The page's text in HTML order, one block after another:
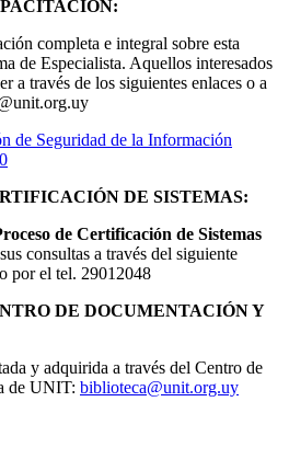
completa e integral sobre esta
de Especialista. Aquellos interesados
a través de los siguientes enlaces o a
de Seguridad de la Información
DE SISTEMAS:
de Certificación de Sistemas
consultas a través del siguiente
o por el tel. 29012048
DE DOCUMENTACIÓN Y
y adquirida a través del Centro de
de UNIT: biblioteca@unit.org.uy